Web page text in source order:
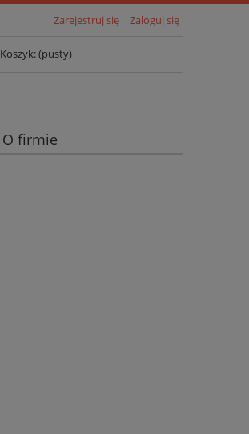
Zarejestruj się Zaloguj się
Koszyk:(pusty)
O firmie